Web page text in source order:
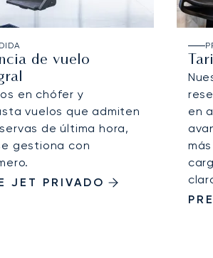
de vuelo
en chófer y
vuelos que admiten
de última hora,
gestiona con
JET PRIVADO
en